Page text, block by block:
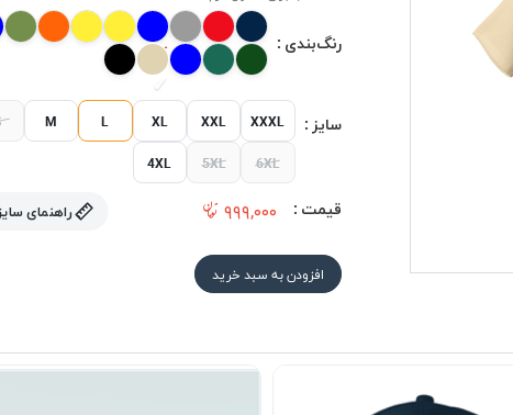
رنگ‌بندی :
سایز : M L XL XXL XXXL
4XL 5XL 6XL
قیمت : ۹۹۹,۰۰۰ راهنمای
افزودن به سبد خرید